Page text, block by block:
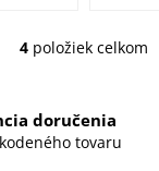
O
á
d
4 položiek celkom
doručenia
tovaru